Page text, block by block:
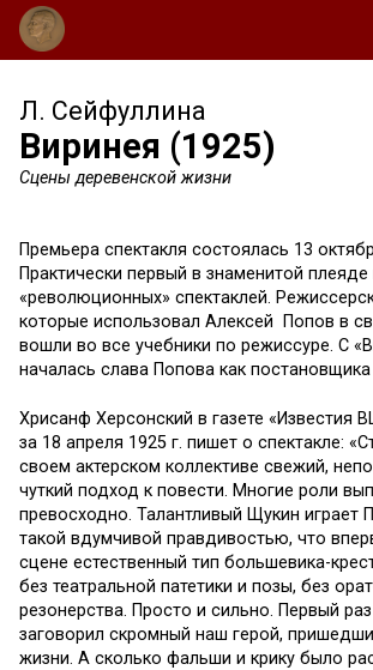
Л. Сейфуллина
Виринея (1925)
Сцены деревенской жизни
Премьера спектакля состоялась 13
Практически первый в знаменитой
«революционных» спектаклей.
которые использовал Алексей Попов в
вошли во все учебники по режиссуре. С
началась слава Попова как
Хрисанф Херсонский в газете «Известия
за 18 апреля 1925 г. пишет о спектакле:
своем актерском коллективе свежий,
чуткий подход к повести. Многие роли
превосходно. Талантливый Щукин играет
такой вдумчивой правдивостью, что
сцене естественный тип большевика-
без театральной патетики и позы, без
резонерства. Просто и сильно. Первый
заговорил скромный наш герой,
жизни. А сколько фальши и крику было